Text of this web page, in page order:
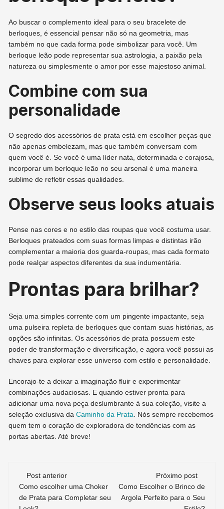
Ao buscar o complemento ideal para o seu bracelete de
berloques, é essencial pensar não só na geometria, mas
também no que cada forma pode simbolizar para você. Um
berloque leão pode representar sua astrologia, a paixão pela
natureza ou simplesmente o amor por esse majestoso animal.
Combine com sua
personalidade
O segredo dos acessórios de prata está em escolher peças que
não apenas embelezam, mas que também conversam com
quem você é. Se você é uma líder nata, determinada e corajosa,
incorporar um berloque leão no seu arsenal é uma maneira
sublime de refletir essas qualidades.
Observe seus looks atuais
Pense nas cores e no estilo das roupas que você costuma usar.
Berloques prateados com suas formas limpas e distintas irão
complementar a maioria dos guarda-roupas, mas cada formato
pode realçar aspectos diferentes da sua indumentária.
Prontas para brilhar?
Seja uma simples corrente com um pingente impactante, seja
uma pulseira repleta de berloques que contam suas histórias, as
opções são infinitas. Os acessórios de prata possuem este
poder de transformação e diversificação, e agora você possui as
chaves para explorar esse universo com estilo e personalidade.
Encorajo-te a deixar a imaginação fluir e experimentar
combinações audaciosas. E quando estiver pronta para
adicionar uma nova peça deslumbrante à sua coleção, visite a
seleção exclusiva daCaminho da Prata . Nós sempre recebemos
quem tem o coração de exploradora de tendências com as
portas abertas. Até breve!
Navegação
de
Post anterior
Como escolher uma Choker
de Prata para Completar seu
Próximo post
Como Escolher o Brinco de
Argola Perfeito para o Seu